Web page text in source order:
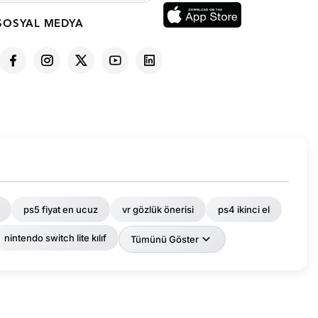
MEDYA
ps5 fiyat en ucuz vr gözlük önerisi ps4 ikinci el
nintendo switch lite kılıf Tümünü Göster